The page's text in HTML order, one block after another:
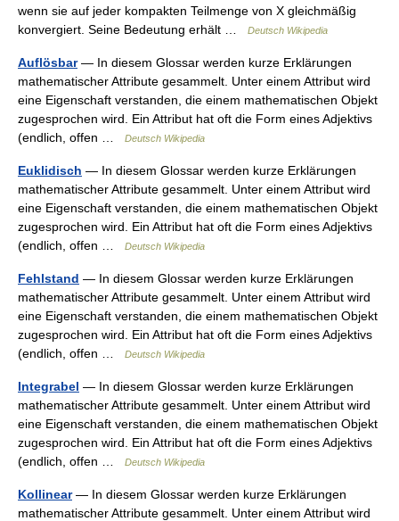
wenn sie auf jeder kompakten Teilmenge von X gleichmäßig
konvergiert. Seine Bedeutung erhält …
Deutsch Wikipedia
Auflösbar— In diesem Glossar werden kurze Erklärungen
mathematischer Attribute gesammelt. Unter einem Attribut wird
eine Eigenschaft verstanden, die einem mathematischen Objekt
zugesprochen wird. Ein Attribut hat oft die Form eines Adjektivs
(endlich, offen …
Deutsch Wikipedia
Euklidisch — In diesem Glossar werden kurze Erklärungen
mathematischer Attribute gesammelt. Unter einem Attribut wird
eine Eigenschaft verstanden, die einem mathematischen Objekt
zugesprochen wird. Ein Attribut hat oft die Form eines Adjektivs
(endlich, offen …
Deutsch Wikipedia
Fehlstand — In diesem Glossar werden kurze Erklärungen
mathematischer Attribute gesammelt. Unter einem Attribut wird
eine Eigenschaft verstanden, die einem mathematischen Objekt
zugesprochen wird. Ein Attribut hat oft die Form eines Adjektivs
(endlich, offen …
Deutsch Wikipedia
Integrabel — In diesem Glossar werden kurze Erklärungen
mathematischer Attribute gesammelt. Unter einem Attribut wird
eine Eigenschaft verstanden, die einem mathematischen Objekt
zugesprochen wird. Ein Attribut hat oft die Form eines Adjektivs
(endlich, offen …
Deutsch Wikipedia
Kollinear— In diesem Glossar werden kurze Erklärungen
mathematischer Attribute gesammelt. Unter einem Attribut wird